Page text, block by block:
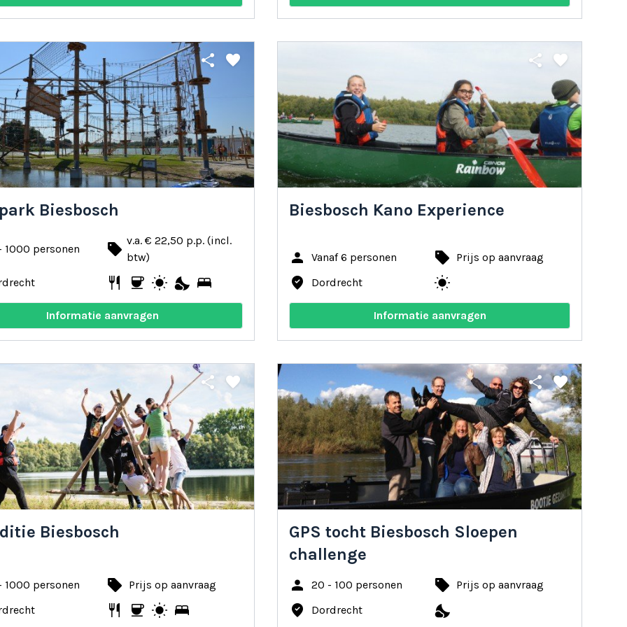
share favorite
Biesbosch
1000 personen local_offer v.a. € 22,50 p.p. (incl.
btw)
restaurant coffee wb_sunny nights_stay bed
Informatie aanvragen
share favorite
Biesbosch Kano Experience
person Vanaf 6 personen local_offer Prijs op aanvraag
where_to_vote Dordrecht wb_sunny
Informatie aanvragen
share favorite
Biesbosch
1000 personen local_offer Prijs op aanvraag
restaurant coffee wb_sunny bed
share favorite
GPS tocht Biesbosch Sloepen
challenge
person
20 - 100 personen local_offer Prijs op aanvraag
where_to_vote Dordrecht nights_stay